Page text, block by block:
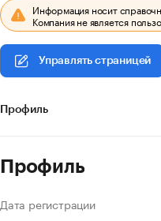
Информация носит
Компания не является
Управлять страницей
Профиль
Профиль
Дата регистрации